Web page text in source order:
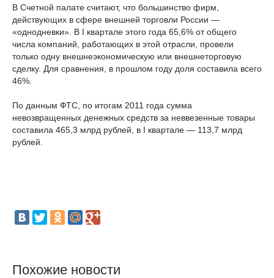
В Счетной палате считают, что большинство фирм,
действующих в сфере внешней торговли России —
«однодневки». В I квартале этого года 65,6% от общего
числа компаний, работающих в этой отрасли, провели
только одну внешнеэкономическую или внешнеторговую
сделку. Для сравнения, в прошлом году доля составила всего
46%.
По данным ФТС, по итогам 2011 года сумма
невозвращенных денежных средств за неввезенные товары
составила 465,3 млрд рублей, в I квартале — 113,7 млрд
рублей.
Похожие новости